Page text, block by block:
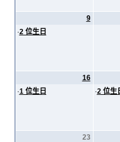
9
·2 位生日
16
·1 位生日
·2 位生
23